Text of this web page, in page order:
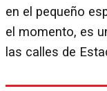
en el pequeño
el momento, es
las calles de